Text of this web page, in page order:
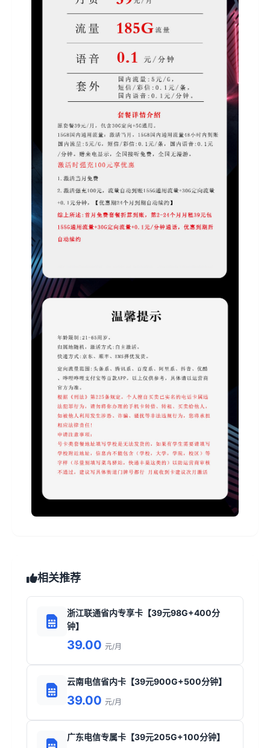
相关推荐
浙江联通省内专享卡【39元98G+400分
钟】
39.00 元/月
云南电信省内卡【39元900G+500分钟】
39.00 元/月
广东电信专属卡【39元205G+100分钟】